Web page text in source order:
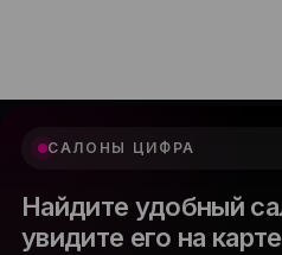
САЛОНЫ ЦИФРА
Найдите удобный
увидите его на карте